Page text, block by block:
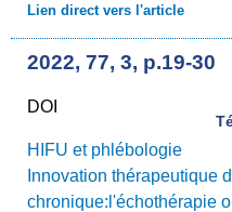
Lien direct vers l'article
2022, 77, 3, p.19-30
DOI
HIFU et phlébologie
Innovation thérapeutique
chronique:l'échothérapie